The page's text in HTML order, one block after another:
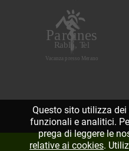
Questo sito utilizza
funzionali e analitici.
prega di leggere le
relative ai cookies.